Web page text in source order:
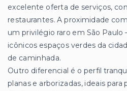
excelente oferta de serviços,
restaurantes. A proximidade
um privilégio raro em São
icônicos espaços verdes da
de caminhada.
Outro diferencial é o perfil
planas e arborizadas, ideais para